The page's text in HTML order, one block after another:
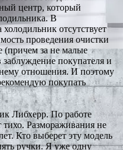
центр, который
В
отсутствует
проведения очистки
(причем за не малые
заблуждение покупателя и
отношения. И поэтому
покупать
Либхерр. По работе
Размораживания не
Кто выберет эту модель
ручки. Я уже одну